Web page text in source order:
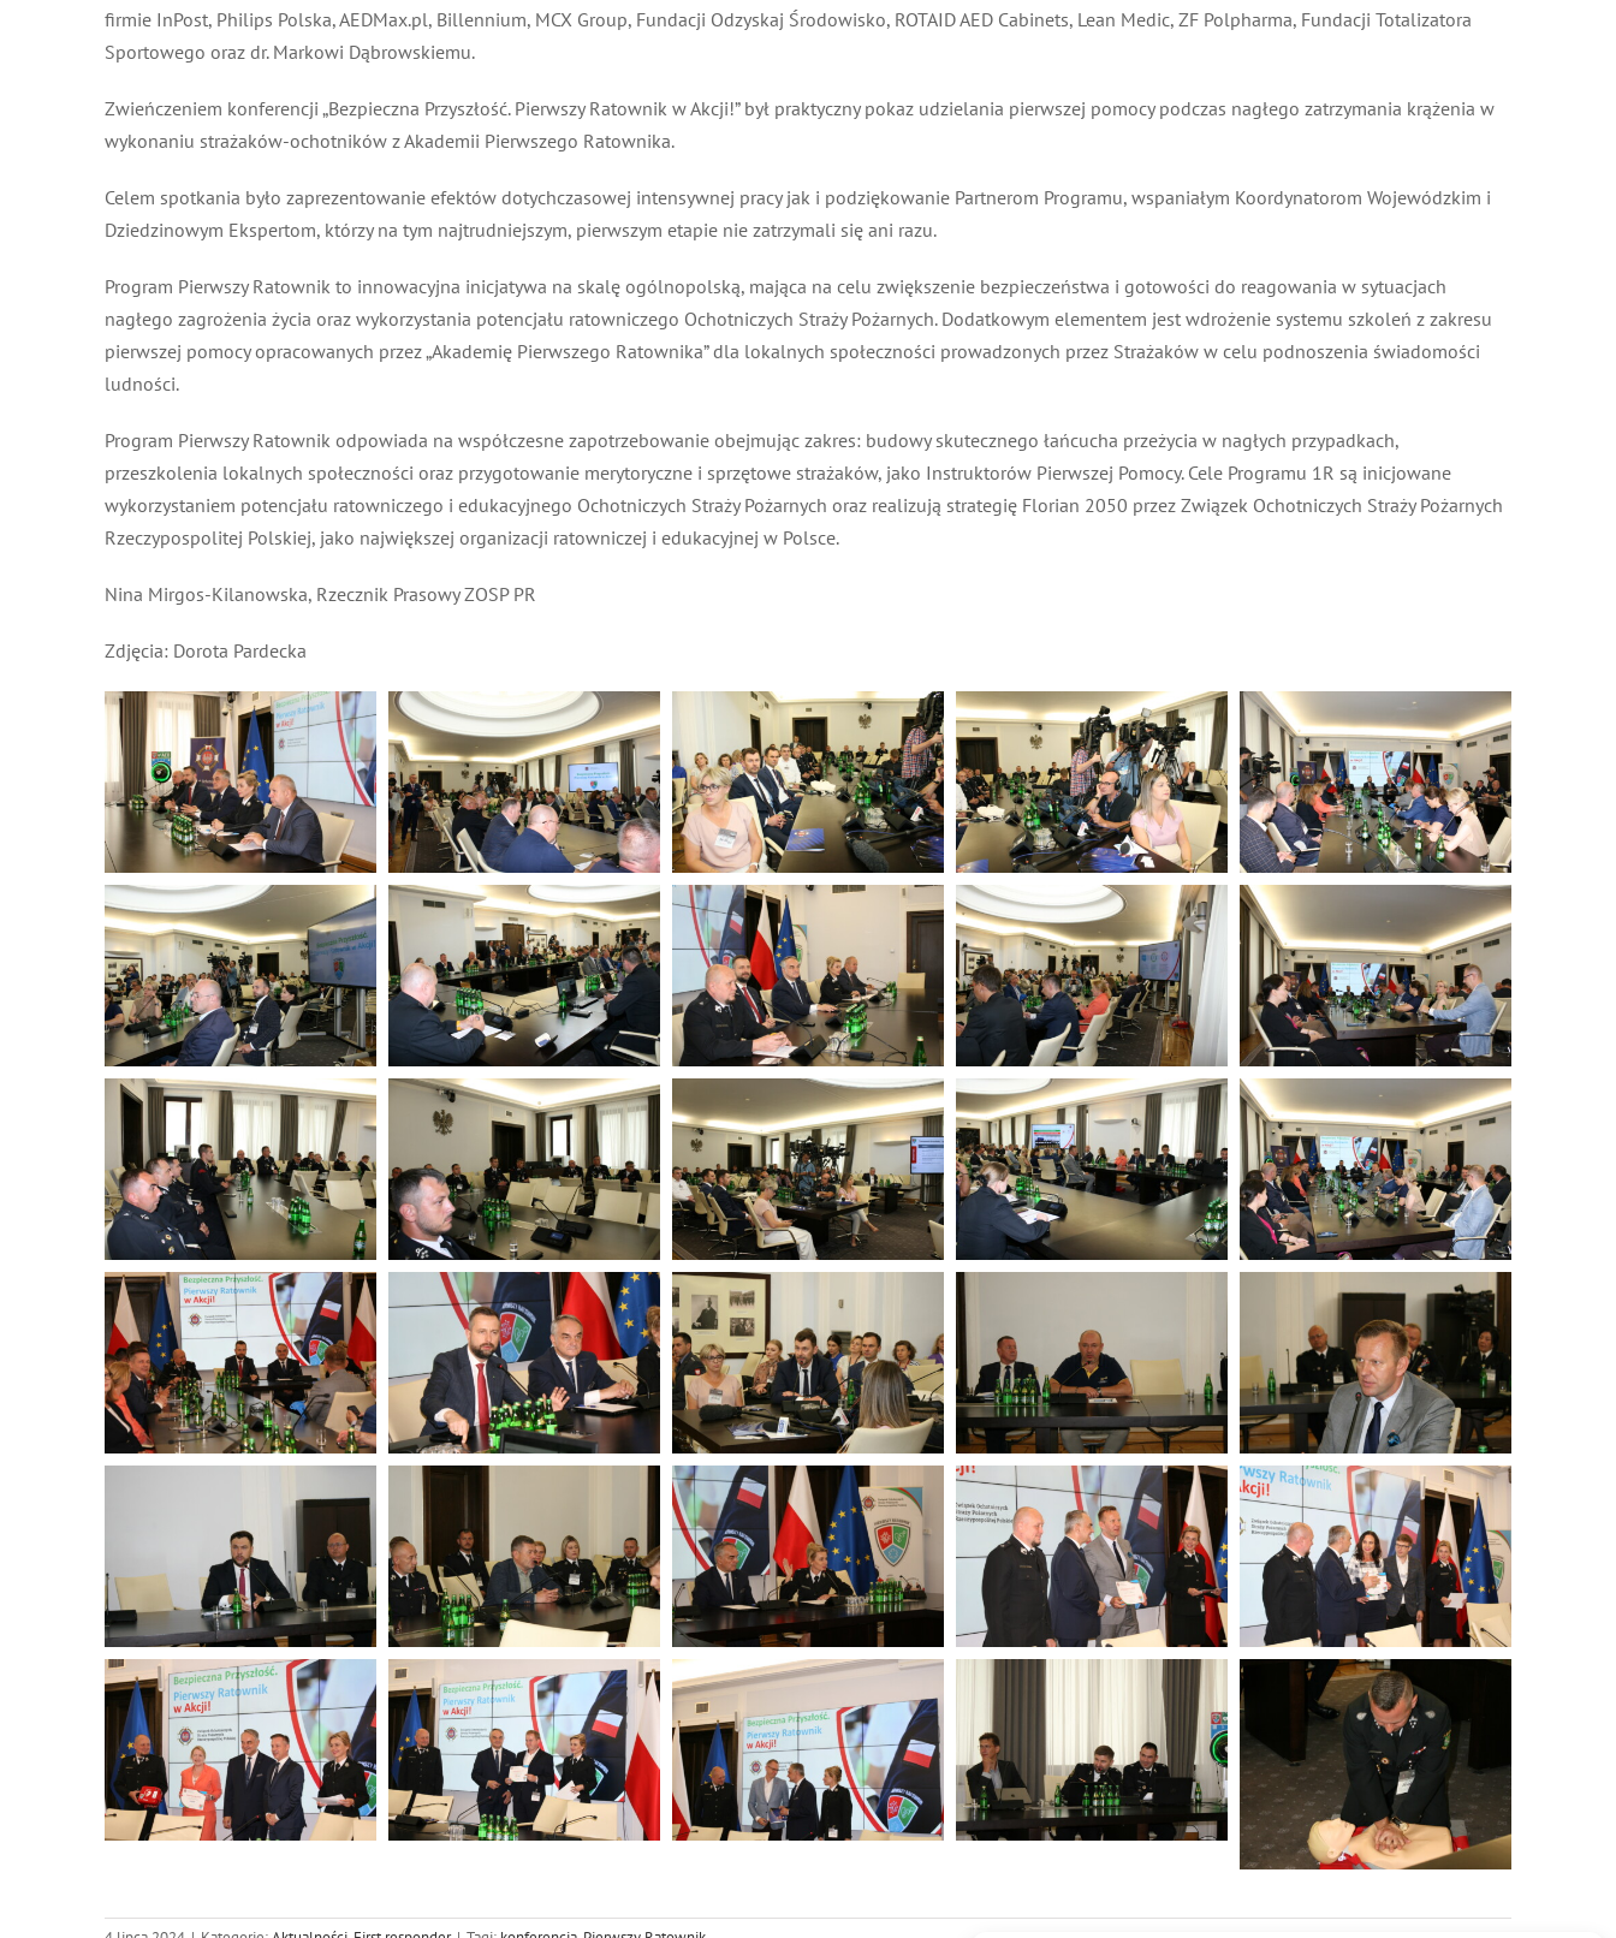
firmie InPost, Philips Polska, AEDMax.pl, Billennium, MCX Group, Fundacji Odzyskaj Środowisko, ROTAID AED Cabinets, Lean Medic, ZF Polpharma, Fundacji Totalizatora
Sportowego oraz dr. Markowi Dąbrowskiemu.
Zwieńczeniem konferencji „Bezpieczna Przyszłość. Pierwszy Ratownik w Akcji!” był praktyczny pokaz udzielania pierwszej pomocy podczas nagłego zatrzymania krążenia w
wykonaniu strażaków-ochotników z Akademii Pierwszego Ratownika.
Celem spotkania było zaprezentowanie efektów dotychczasowej intensywnej pracy jak i podziękowanie Partnerom Programu, wspaniałym Koordynatorom Wojewódzkim i
Dziedzinowym Ekspertom, którzy na tym najtrudniejszym, pierwszym etapie nie zatrzymali się ani razu.
Program Pierwszy Ratownik to innowacyjna inicjatywa na skalę ogólnopolską, mająca na celu zwiększenie bezpieczeństwa i gotowości do reagowania w sytuacjach
nagłego zagrożenia życia oraz wykorzystania potencjału ratowniczego Ochotniczych Straży Pożarnych. Dodatkowym elementem jest wdrożenie systemu szkoleń z zakresu
pierwszej pomocy opracowanych przez „Akademię Pierwszego Ratownika” dla lokalnych społeczności prowadzonych przez Strażaków w celu podnoszenia świadomości
ludności.
Program Pierwszy Ratownik odpowiada na współczesne zapotrzebowanie obejmując zakres: budowy skutecznego łańcucha przeżycia w nagłych przypadkach,
przeszkolenia lokalnych społeczności oraz przygotowanie merytoryczne i sprzętowe strażaków, jako Instruktorów Pierwszej Pomocy. Cele Programu 1R są inicjowane
wykorzystaniem potencjału ratowniczego i edukacyjnego Ochotniczych Straży Pożarnych oraz realizują strategię Florian 2050 przez Związek Ochotniczych Straży Pożarnych
Rzeczypospolitej Polskiej, jako największej organizacji ratowniczej i edukacyjnej w Polsce.
Nina Mirgos-Kilanowska, Rzecznik Prasowy ZOSP PR
Zdjęcia: Dorota Pardecka